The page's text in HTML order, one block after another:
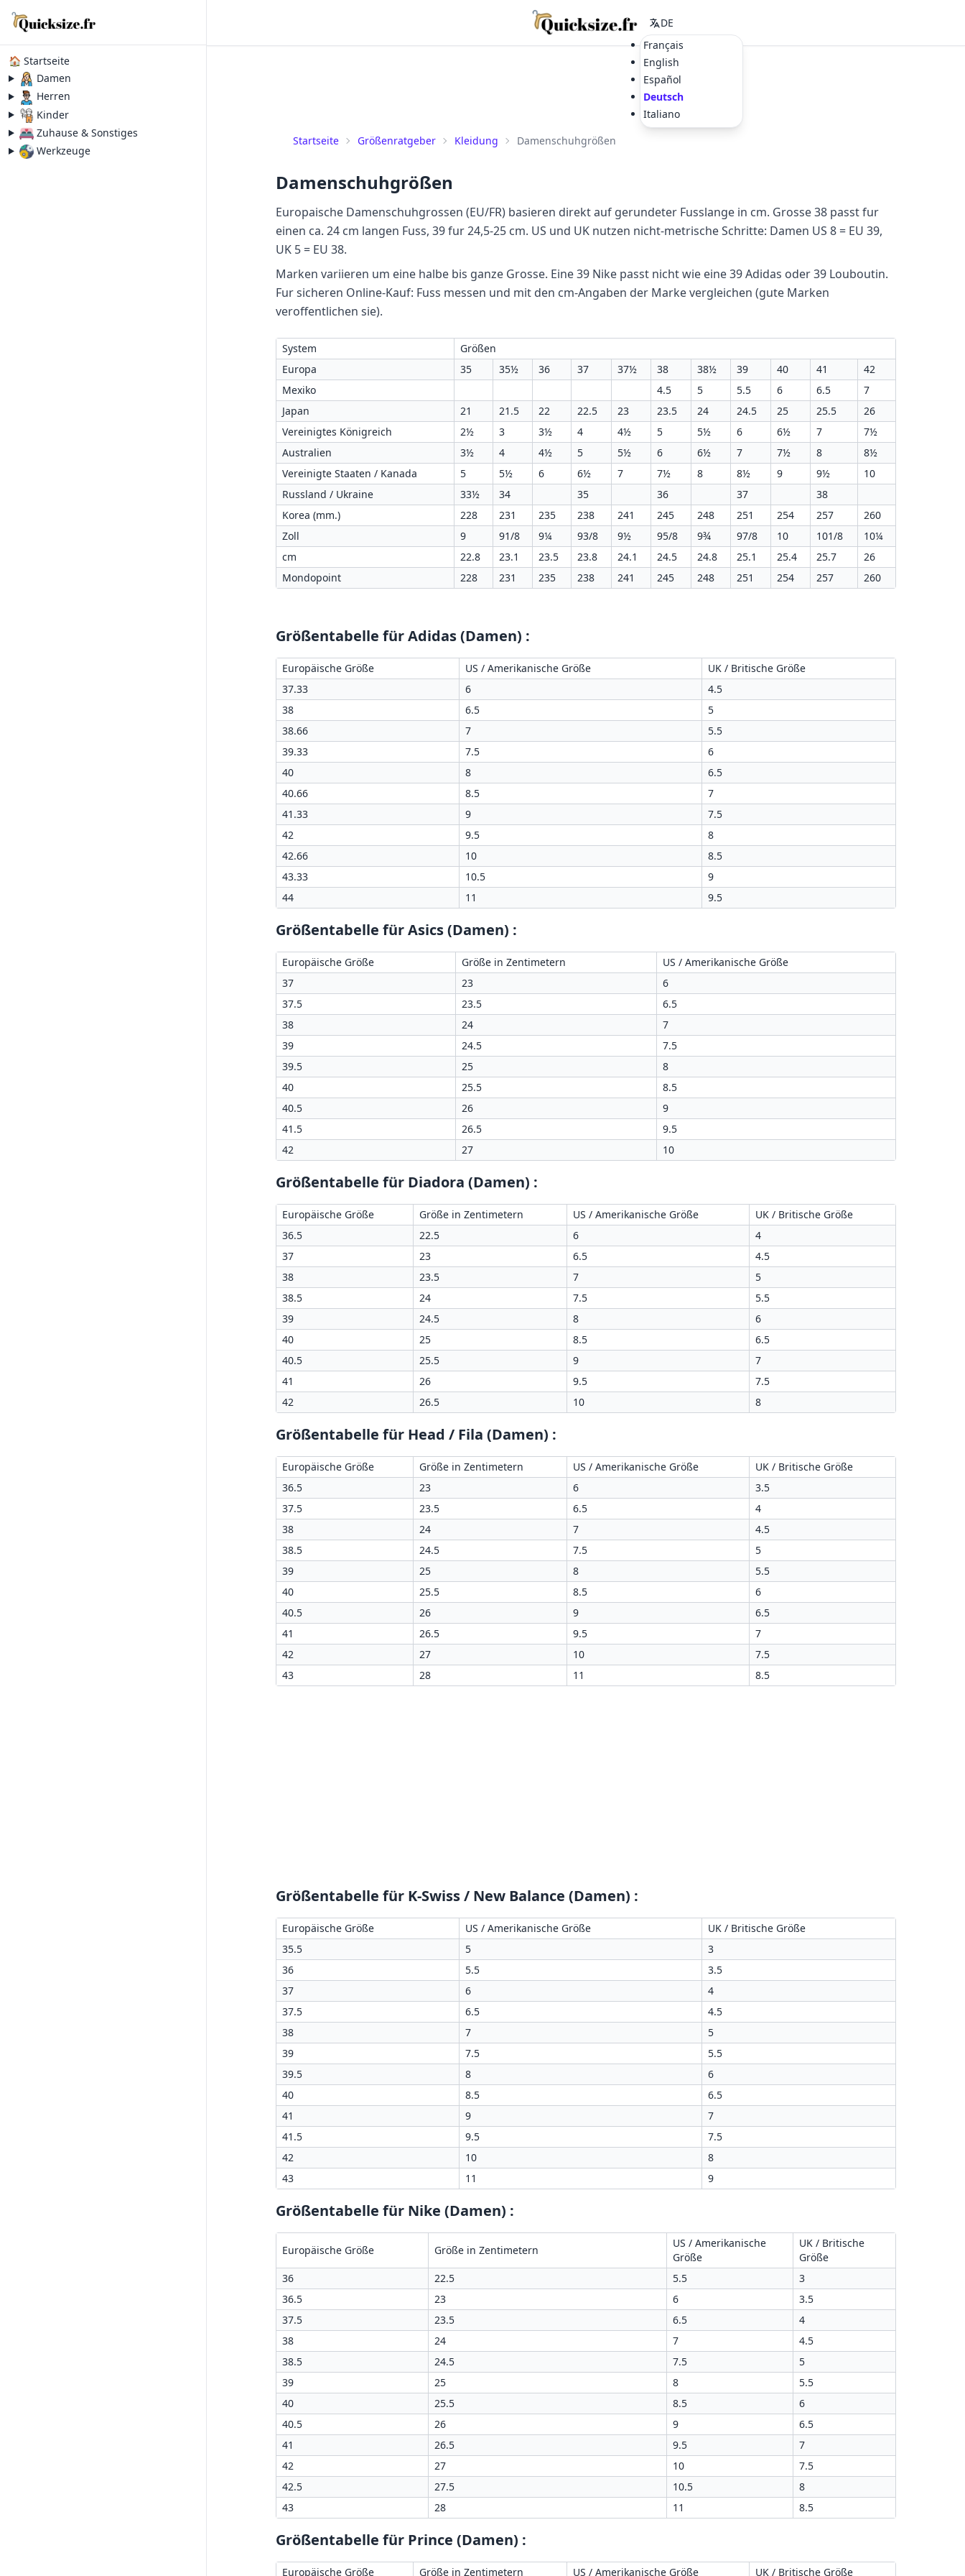
DE
Français
English
Español
Deutsch
Italiano
Startseite
Größenratgeber Kleidung Damenschuhgrößen
Damenschuhgrößen
Europaische Damenschuhgrossen (EU/FR) basieren direkt auf gerundeter Fusslange in cm. Grosse 38 passt fur
einen ca. 24 cm langen Fuss, 39 fur 24,5-25 cm. US und UK nutzen nicht-metrische Schritte: Damen US 8 = EU 39,
UK 5 = EU 38.
Marken variieren um eine halbe bis ganze Grosse. Eine 39 Nike passt nicht wie eine 39 Adidas oder 39 Louboutin.
Fur sicheren Online-Kauf: Fuss messen und mit den cm-Angaben der Marke vergleichen (gute Marken
veroffentlichen sie).
System
Größen
Europa
35 35½ 36 37 37½ 38 38½ 39 40 41
42
Mexiko
4.5 5 5.5 6 6.5
7
Japan
21 21.5 22 22.5 23 23.5 24 24.5 25 25.5
26
Vereinigtes Königreich
2½ 3 3½ 4 4½ 5 5½ 6 6½ 7
7½
Australien
3½ 4 4½ 5 5½ 6 6½ 7 7½ 8
8½
Vereinigte Staaten / Kanada
5 5½ 6 6½ 7 7½ 8 8½ 9 9½
10
Russland / Ukraine
33½ 34 35 36 37
38
Korea (mm.)
228 231 235 238 241 245 248 251 254 257
260
Zoll
9 91/8 9¼ 93/8 9½ 95/8 9¾ 97/8 10 101/8
10¼
cm
22.8 23.1 23.5 23.8 24.1 24.5 24.8 25.1 25.4 25.7
26
Mondopoint
228 231 235 238 241 245 248 251 254 257 260
Größentabelle für Adidas (Damen) :
Europäische Größe US / Amerikanische Größe
UK / Britische Größe
37.33
6
4.5
38
6.5
5
38.66
7
5.5
39.33
7.5
6
40
8
6.5
40.66
8.5
7
41.33
9
7.5
42
9.5
8
42.66
10
8.5
43.33
10.5
9
44
11 9.5
Größentabelle für Asics (Damen) :
Europäische Größe Größe in Zentimetern
US / Amerikanische Größe
37
23
6
37.5
23.5
6.5
38
24
7
39
24.5
7.5
39.5
25
8
40
25.5
8.5
40.5
26
9
41.5
26.5
9.5
42
27 10
Größentabelle für Diadora (Damen) :
Europäische Größe Größe in Zentimetern US / Amerikanische Größe
UK / Britische Größe
36.5
22.5 6
4
37
23 6.5
4.5
38
23.5 7
5
38.5
24 7.5
5.5
39
24.5 8
6
40
25 8.5
6.5
40.5
25.5 9
7
41
26 9.5
7.5
42
26.5 10 8
Größentabelle für Head / Fila (Damen) :
Europäische Größe Größe in Zentimetern US / Amerikanische Größe
UK / Britische Größe
36.5
23 6
3.5
37.5
23.5 6.5
4
38
24 7
4.5
38.5
24.5 7.5
5
39
25 8
5.5
40
25.5 8.5
6
40.5
26 9
6.5
41
26.5 9.5
7
42
27 10
7.5
43
28 11 8.5
Größentabelle für K-Swiss / New Balance (Damen) :
Europäische Größe US / Amerikanische Größe
UK / Britische Größe
35.5
5
3
36
5.5
3.5
37
6
4
37.5
6.5
4.5
38
7
5
39
7.5
5.5
39.5
8
6
40
8.5
6.5
41
9
7
41.5
9.5
7.5
42
10
8
43
11 9
Größentabelle für Nike (Damen) :
Europäische Größe Größe in Zentimetern
US / Amerikanische
Größe
UK / Britische
Größe
36
22.5 5.5
3
36.5
23 6
3.5
37.5
23.5 6.5
4
38
24 7
4.5
38.5
24.5 7.5
5
39
25 8
5.5
40
25.5 8.5
6
40.5
26 9
6.5
41
26.5 9.5
7
42
27 10
7.5
42.5
27.5 10.5
8
43
28 11 8.5
Größentabelle für Prince (Damen) :
Europäische Größe Größe in Zentimetern US / Amerikanische Größe UK / Britische Größe
🏠 Startseite
Damen
Herren
Kinder
Zuhause & Sonstiges
Werkzeuge